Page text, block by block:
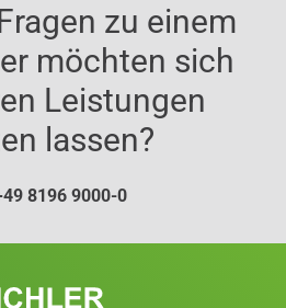
zu einem
möchten sich
Leistungen
lassen?
8196 9000-0